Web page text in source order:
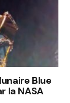
Blue
la NASA